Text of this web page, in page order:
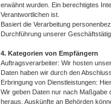
erwähnt wurden. Ein berechtigtes
Verantwortlichen ist.
Basiert die Verarbeitung
Durchführung unserer
4. Kategorien von Empfängern
Auftragsverarbeiter: Wir hosten
Daten haben wir durch den
Erbringung von Dienstleistungen:
Wir geben Daten nur nach Maßgabe
heraus. Auskünfte an Behörden